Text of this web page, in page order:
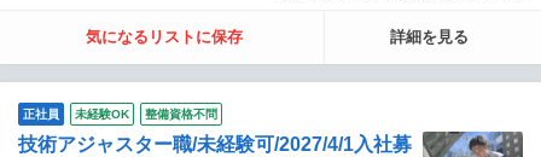
気になるリストに保存 詳細を見る
正社員 未経験OK 整備資格不問
技術アジャスター職/未経験可/2027/4/1入社募